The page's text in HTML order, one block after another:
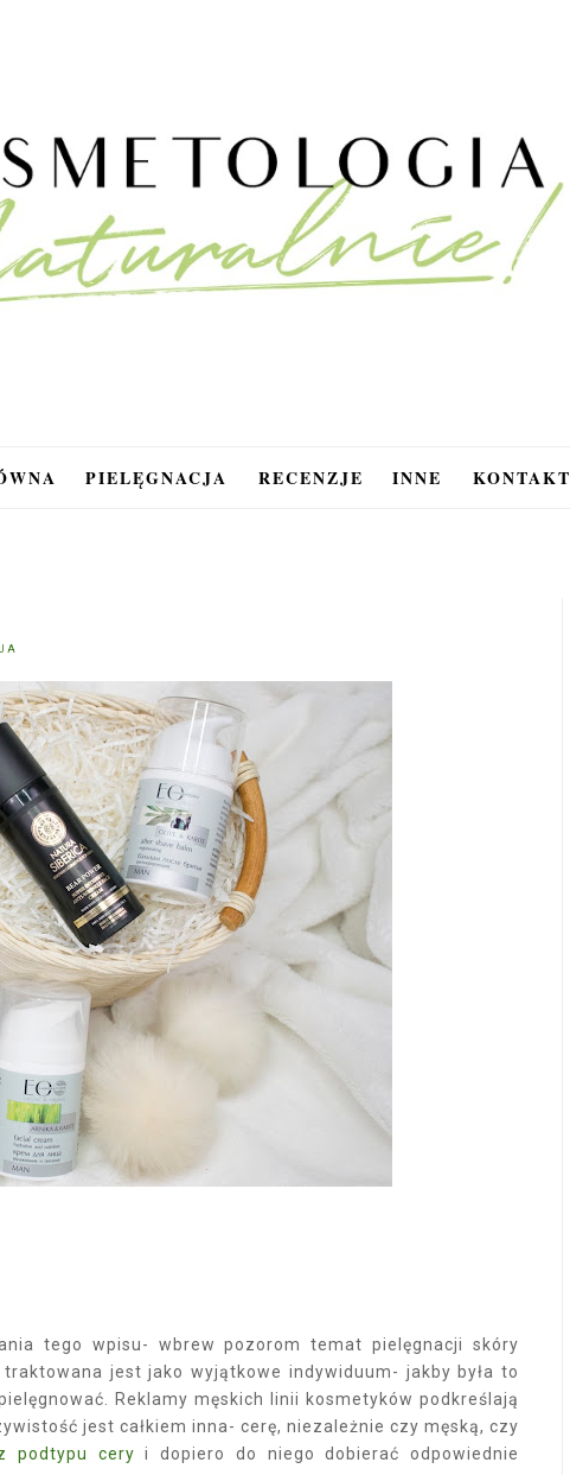
PIELĘGNACJA RECENZJE INNE KONTAKT
tego wpisu- wbrew pozorom temat pielęgnacji skóry
jest jako wyjątkowe indywiduum- jakby była to
Reklamy męskich linii kosmetyków podkreślają
jest całkiem inna- cerę, niezależnie czy męską, czy
podtypu cery i dopiero do niego dobierać odpowiednie